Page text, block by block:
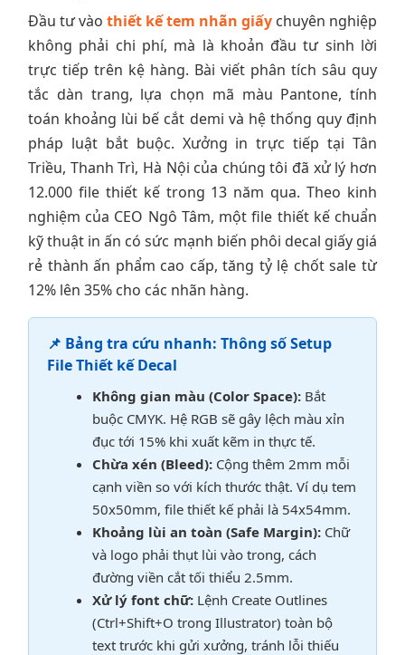
Đầu tư vào thiết kế tem nhãn giấy chuyên nghiệp
không phải chi phí, mà là khoản đầu tư sinh lời
trực tiếp trên kệ hàng. Bài viết phân tích sâu quy
tắc dàn trang, lựa chọn mã màu Pantone, tính
toán khoảng lùi bế cắt demi và hệ thống quy định
pháp luật bắt buộc. Xưởng in trực tiếp tại Tân
Triều, Thanh Trì, Hà Nội của chúng tôi đã xử lý hơn
12.000 file thiết kế trong 13 năm qua. Theo kinh
nghiệm của CEO Ngô Tâm, một file thiết kế chuẩn
kỹ thuật in ấn có sức mạnh biến phôi decal giấy giá
rẻ thành ấn phẩm cao cấp, tăng tỷ lệ chốt sale từ
12% lên 35% cho các nhãn hàng.
📌 Bảng tra cứu nhanh: Thông số Setup
File Thiết kế Decal
Không gian màu (Color Space): Bắt
buộc CMYK. Hệ RGB sẽ gây lệch màu xỉn
đục tới 15% khi xuất kẽm in thực tế.
Chừa xén (Bleed): Cộng thêm 2mm mỗi
cạnh viền so với kích thước thật. Ví dụ tem
50x50mm, file thiết kế phải là 54x54mm.
Khoảng lùi an toàn (Safe Margin): Chữ
và logo phải thụt lùi vào trong, cách
đường viền cắt tối thiểu 2.5mm.
Xử lý font chữ: Lệnh Create Outlines
(Ctrl+Shift+O trong Illustrator) toàn bộ
text trước khi gửi xưởng, tránh lỗi thiếu